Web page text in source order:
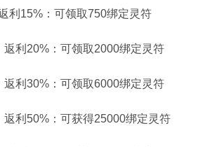
利15%：可领取750绑定灵符
利20%：可领取2000绑定灵符
利30%：可领取6000绑定灵符
利50%：可获得25000绑定灵符